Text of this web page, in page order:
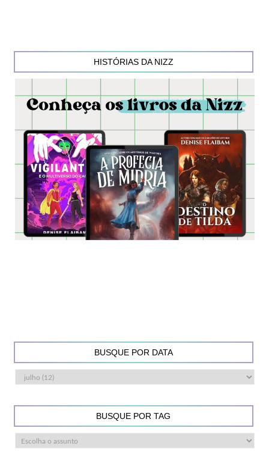
HISTÓRIAS DA NIZZ
BUSQUE POR DATA
BUSQUE POR TAG